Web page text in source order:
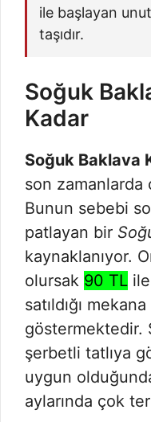
ile başlayan
taşıdır.
Soğuk
Kadar
Soğuk Baklava
son zamanlarda
Bunun sebebi
patlayan bir
kaynaklanıyor.
olursak 90 TL ile
satıldığı
göstermektedir.
şerbetli tatlıya
uygun
aylarında çok